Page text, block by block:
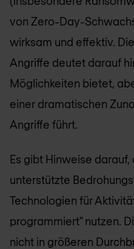
von Zero-Day-
wirksam und effektiv.
Angriffe deutet darauf
Möglichkeiten bietet,
einer dramatischen
Angriffe führt.
Es gibt Hinweise
unterstützte
Technologien für
programmiert" nutzen.
nicht in größeren